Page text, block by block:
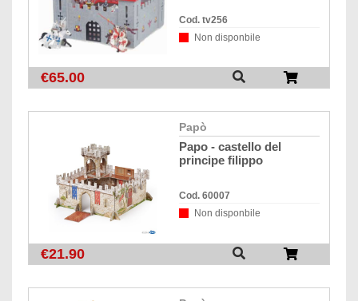
Cod. tv256
Non disponbile
€65.00
papò
papo - castello del
principe filippo
Cod. 60007
Non disponbile
€21.90